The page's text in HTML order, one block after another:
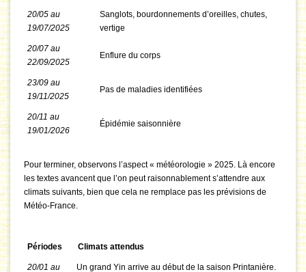
20/05 au
19/07/2025
Sanglots, bourdonnements d’oreilles, chutes,
vertige
20/07 au
22/09/2025
Enflure du corps
23/09 au
19/11/2025
Pas de maladies identifiées
20/11 au
19/01/2026
Épidémie saisonnière
Pour terminer, observons l’aspect « météorologie » 2025. Là encore
les textes avancent que l’on peut raisonnablement s’attendre aux
climats suivants, bien que cela ne remplace pas les prévisions de
Météo-France.
Périodes Climats attendus
20/01 au
Un grand Yin arrive au début de la saison Printanière.